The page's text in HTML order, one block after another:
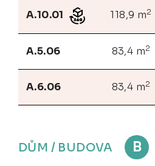
A.10.01 118,9 m2
A.5.06 83,4 m2
A.6.06 83,4 m2
DŮM / BUDOVA B